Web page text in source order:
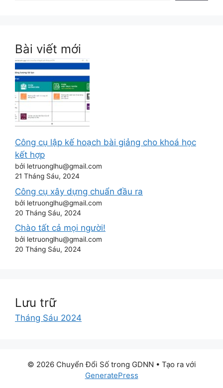
Bài viết mới
Công cụ lập kế hoạch bài giảng cho khoá học
kết hợp
bởi letruonglhu@gmail.com
21 Tháng Sáu, 2024
Công cụ xây dựng chuẩn đầu ra
bởi letruonglhu@gmail.com
20 Tháng Sáu, 2024
Chào tất cả mọi người!
bởi letruonglhu@gmail.com
20 Tháng Sáu, 2024
Lưu trữ
Tháng Sáu 2024
© 2026 Chuyển Đổi Số trong GDNN • Tạo ra với
GeneratePress